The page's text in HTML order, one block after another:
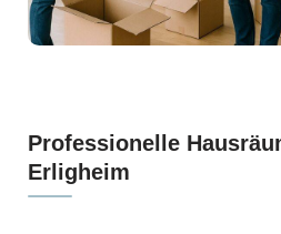
Professionelle
Erligheim